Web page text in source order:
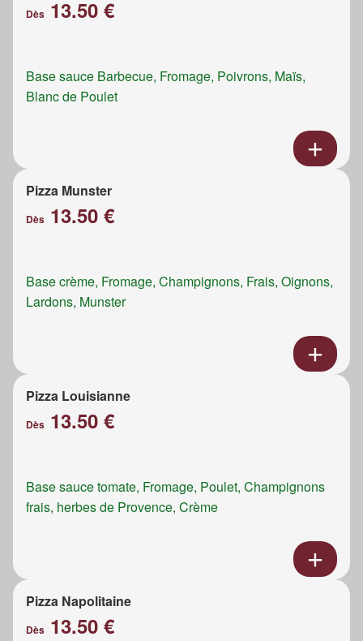
Dès 13.50 €
Base sauce Barbecue, Fromage, Poivrons, Maïs,
Blanc de Poulet
Pizza Munster
Dès 13.50 €
Base crème, Fromage, Champignons, Frais, Oignons,
Lardons, Munster
Pizza Louisianne
Dès 13.50 €
Base sauce tomate, Fromage, Poulet, Champignons
frais, herbes de Provence, Crème
Pizza Napolitaine
Dès 13.50 €